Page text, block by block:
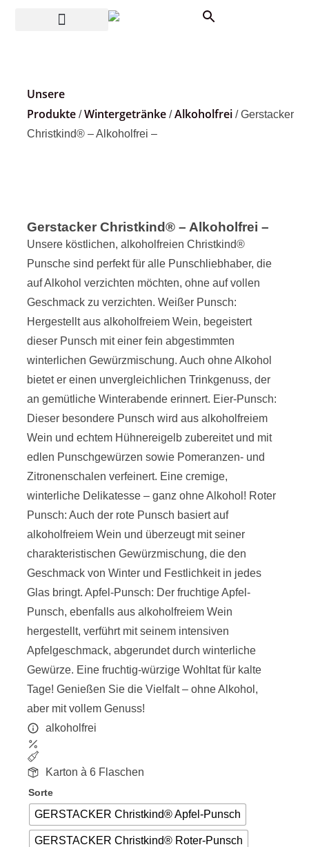
Unsere
Produkte/Wintergetränke/Alkoholfrei/ Gerstacker
Christkind® – Alkoholfrei –
Gerstacker Christkind® – Alkoholfrei –
Unsere köstlichen, alkoholfreien Christkind®
Punsche sind perfekt für alle Punschliebhaber, die
auf Alkohol verzichten möchten, ohne auf vollen
Geschmack zu verzichten. Weißer Punsch:
Hergestellt aus alkoholfreiem Wein, begeistert
dieser Punsch mit einer fein abgestimmten
winterlichen Gewürzmischung. Auch ohne Alkohol
bietet er einen unvergleichlichen Trinkgenuss, der
an gemütliche Winterabende erinnert. Eier-Punsch:
Dieser besondere Punsch wird aus alkoholfreiem
Wein und echtem Hühnereigelb zubereitet und mit
edlen Punschgewürzen sowie Pomeranzen- und
Zitronenschalen verfeinert. Eine cremige,
winterliche Delikatesse – ganz ohne Alkohol! Roter
Punsch: Auch der rote Punsch basiert auf
alkoholfreiem Wein und überzeugt mit seiner
charakteristischen Gewürzmischung, die den
Geschmack von Winter und Festlichkeit in jedes
Glas bringt. Apfel-Punsch: Der fruchtige Apfel-
Punsch, ebenfalls aus alkoholfreiem Wein
hergestellt, verführt mit seinem intensiven
Apfelgeschmack, abgerundet durch winterliche
Gewürze. Eine fruchtig-würzige Wohltat für kalte
Tage! Genießen Sie die Vielfalt – ohne Alkohol,
aber mit vollem Genuss!
alkoholfrei
Karton à 6 Flaschen
Sorte
GERSTACKER Christkind® Apfel-Punsch
GERSTACKER Christkind® Roter-Punsch